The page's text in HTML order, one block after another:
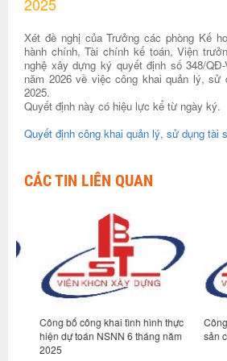
Xét đề nghị của Trưởng các phòng Kế
hành chính, Tài chính kế toán, Viện
nghệ xây dựng ký quyết định số 348/
năm 2026 về việc công khai quản lý, sử
2025.
Quyết định này có hiệu lực kể từ ngày ký.
Quyết định công khai quản lý, sử dụng tài
CÁC TIN LIÊN QUAN
Công bố công khai tình hình thực
hiện dự toán NSNN 6 tháng năm
2025
Công
sản